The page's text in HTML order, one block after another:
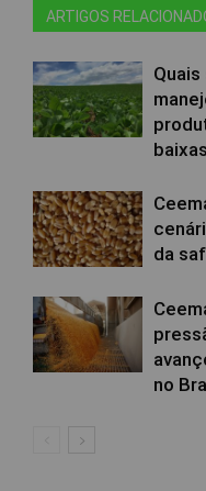
ARTIGOS
da
no